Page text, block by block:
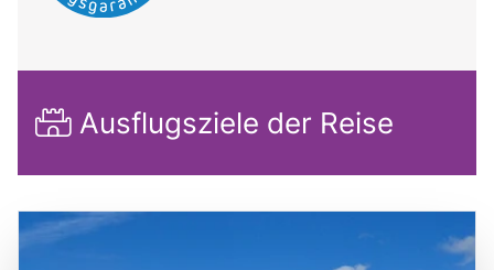
Ausflugsziele der Reise